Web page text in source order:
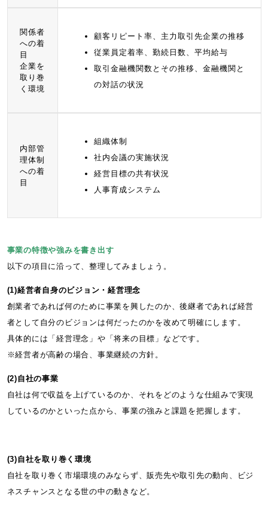
関係者
への着
目
企業を
取り巻
く環境
顧客リピート率、主力取引先企業の推移
従業員定着率、勤続日数、平均給与
取引金融機関数とその推移、金融機関と
の対話の状況
内部管
理体制
への着
目
組織体制
社内会議の実施状況
経営目標の共有状況
人事育成システム
事業の特徴や強みを書き出す
以下の項目に沿って、整理してみましょう。
(1)経営者自身のビジョン・経営理念
創業者であれば何のために事業を興したのか、後継者であれば経営
者として自分のビジョンは何だったのかを改めて明確にします。
具体的には「経営理念」や「将来の目標」などです。
※経営者が高齢の場合、事業継続の方針。
(2)自社の事業
自社は何で収益を上げているのか、それをどのような仕組みで実現
しているのかといった点から、事業の強みと課題を把握します。
(3)自社を取り巻く環境
自社を取り巻く市場環境のみならず、販売先や取引先の動向、ビジ
ネスチャンスとなる世の中の動きなど。